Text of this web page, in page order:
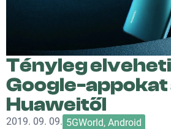
Tényleg
Google-appokat
Huaweitől
2019. 09. 09. 5GWorld, Android